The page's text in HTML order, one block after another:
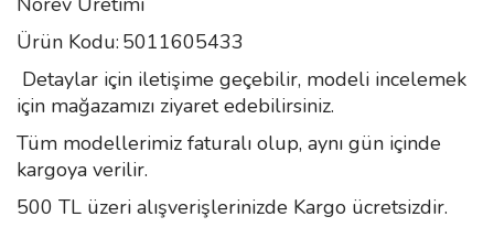
Ürün Kodu: 5011605433
Detaylar için iletişime geçebilir, modeli incelemek
için mağazamızı ziyaret edebilirsiniz.
Tüm modellerimiz faturalı olup, aynı gün içinde
kargoya verilir.
500 TL üzeri alışverişlerinizde Kargo ücretsizdir.